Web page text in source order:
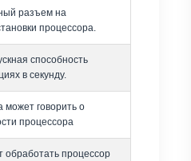
разъем на
процессора.
способность
в секунду.
может говорить о
процессора
обработать процессор